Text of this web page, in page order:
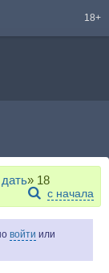
18+
» 18
с начала
войти или